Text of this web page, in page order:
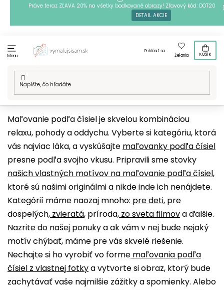
Práve teraz ZĽAVA 20% na všetky bodkované obrazy! Zľavový kód: DOT20
DETAIL AKCIE
Menu
Prihlásiť sa
Želania
KOŠÍK
Domov
Maľovanie podľa čísiel je skvelou kombináciou
relaxu, pohody a oddychu. Vyberte si kategóriu, ktorá
vás najviac láka, a vyskúšajte maľovanky podľa čísiel
presne podľa svojho vkusu. Pripravili sme stovky
našich vlastných motívov na maľovanie podľa čísiel,
ktoré sú našimi originálmi a nikde inde ich nenájdete.
Kategórií máme naozaj mnoho: pre deti, pre
dospelých, zvieratá, príroda, zo sveta filmova ďalšie.
Nazrite do našej ponuky a ak vám v nej bude nejaký
motív chýbať, máme pre vás skvelé riešenie.
Nechajte si ho vyrobiť vo forme maľovania podľa
čísiel z vlastnej fotkya vytvorte si obraz, ktorý bude
zachytávať vaše najmilšie zážitky a spomienky. Alebo